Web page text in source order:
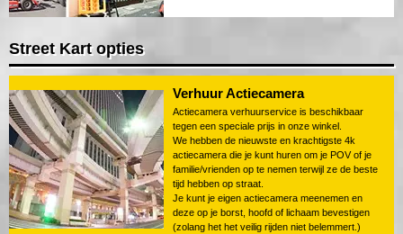
Street Kart opties
Verhuur Actiecamera
Actiecamera verhuurservice is beschikbaar
tegen een speciale prijs in onze winkel.
We hebben de nieuwste en krachtigste 4k
actiecamera die je kunt huren om je POV of je
familie/vrienden op te nemen terwijl ze de beste
tijd hebben op straat.
Je kunt je eigen actiecamera meenemen en
deze op je borst, hoofd of lichaam bevestigen
(zolang het het veilig rijden niet belemmert.)